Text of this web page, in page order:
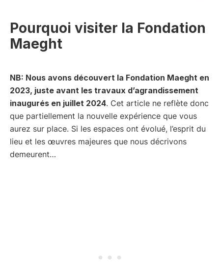
Pourquoi visiter la Fondation
Maeght
NB: Nous avons découvert la Fondation Maeght en
2023, juste avant les travaux d’agrandissement
inaugurés en juillet 2024. Cet article ne reflète donc
que partiellement la nouvelle expérience que vous
aurez sur place. Si les espaces ont évolué, l’esprit du
lieu et les œuvres majeures que nous décrivons
demeurent…